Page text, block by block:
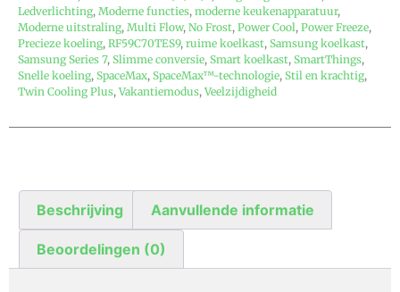
Ledverlichting, Moderne functies, moderne keukenapparatuur,
Moderne uitstraling, Multi Flow, No Frost, Power Cool, Power Freeze,
Precieze koeling, RF59C70TES9, ruime koelkast, Samsung koelkast,
Samsung Series 7, Slimme conversie, Smart koelkast, SmartThings,
Snelle koeling, SpaceMax, SpaceMax™-technologie, Stil en krachtig,
Twin Cooling Plus, Vakantiemodus, Veelzijdigheid
Beschrijving Aanvullende informatie
Beoordelingen (0)